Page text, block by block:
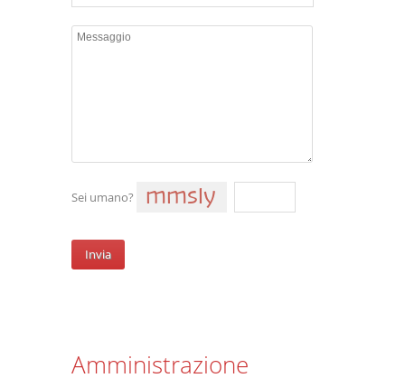
Sei umano?
Amministrazione